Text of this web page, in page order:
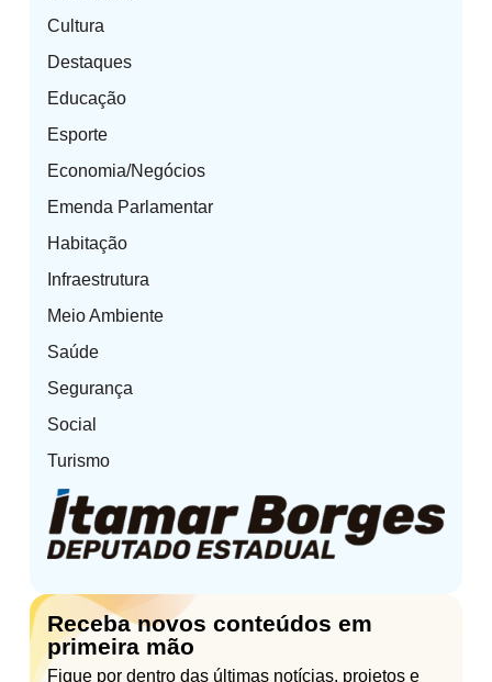
Cultura
Destaques
Educação
Esporte
Economia/Negócios
Emenda Parlamentar
Habitação
Infraestrutura
Meio Ambiente
Saúde
Segurança
Social
Turismo
Receba novos conteúdos em
primeira mão
Fique por dentro das últimas notícias, projetos e